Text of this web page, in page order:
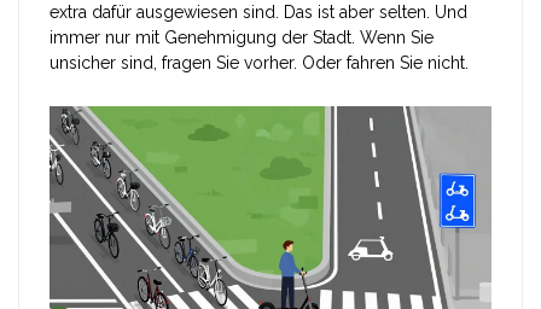
extra dafür ausgewiesen sind. Das ist aber selten. Und
immer nur mit Genehmigung der Stadt. Wenn Sie
unsicher sind, fragen Sie vorher. Oder fahren Sie nicht.